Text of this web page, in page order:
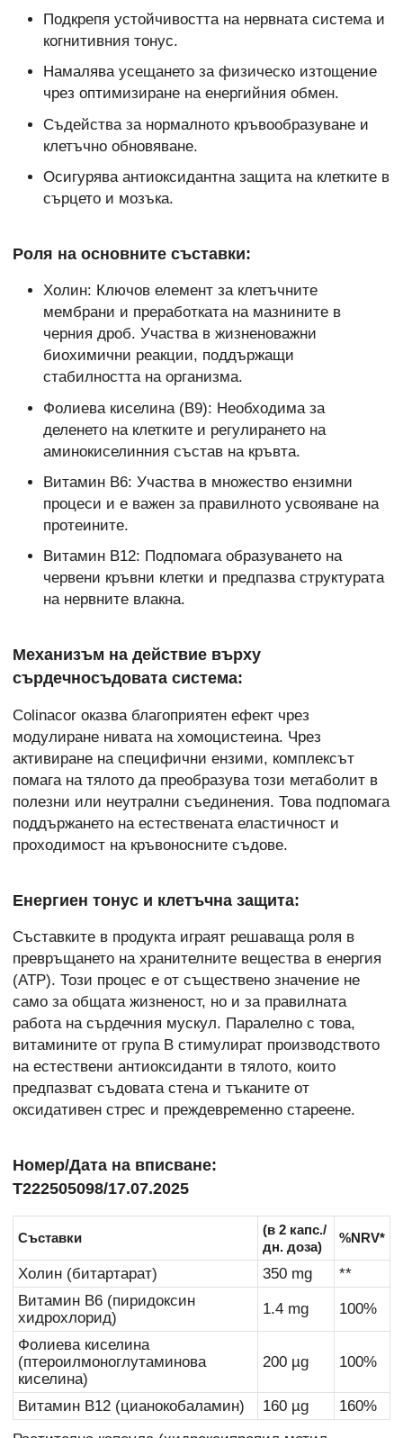
Подкрепя устойчивостта на нервната система и
когнитивния тонус.
Намалява усещането за физическо изтощение
чрез оптимизиране на енергийния обмен.
Съдейства за нормалното кръвообразуване и
клетъчно обновяване.
Осигурява антиоксидантна защита на клетките в
сърцето и мозъка.
Роля на основните съставки:
Холин: Ключов елемент за клетъчните
мембрани и преработката на мазнините в
черния дроб. Участва в жизненоважни
биохимични реакции, поддържащи
стабилността на организма.
Фолиева киселина (B9): Необходима за
деленето на клетките и регулирането на
аминокиселинния състав на кръвта.
Витамин B6: Участва в множество ензимни
процеси и е важен за правилното усвояване на
протеините.
Витамин B12: Подпомага образуването на
червени кръвни клетки и предпазва структурата
на нервните влакна.
Механизъм на действие върху
сърдечносъдовата система:
Colinacor оказва благоприятен ефект чрез
модулиране нивата на хомоцистеина. Чрез
активиране на специфични ензими, комплексът
помага на тялото да преобразува този метаболит в
полезни или неутрални съединения. Това подпомага
поддържането на естествената еластичност и
проходимост на кръвоносните съдове.
Енергиен тонус и клетъчна защита:
Съставките в продукта играят решаваща роля в
превръщането на хранителните вещества в енергия
(ATP). Този процес е от съществено значение не
само за общата жизненост, но и за правилната
работа на сърдечния мускул. Паралелно с това,
витамините от група B стимулират производството
на естествени антиоксиданти в тялото, които
предпазват съдовата стена и тъканите от
оксидативен стрес и преждевременно стареене.
Номер/Дата на вписване:
Т222505098/17.07.2025
Съставки
(в 2 капс./
дн. доза)
%NRV*
Холин (битартарат) 350 mg
**
Витамин В6 (пиридоксин
хидрохлорид)
1.4 mg 100%
Фолиева киселина
(птероилмоноглутаминова
киселина)
200 µg 100%
Витамин В12 (цианокобаламин) 160 µg
160%